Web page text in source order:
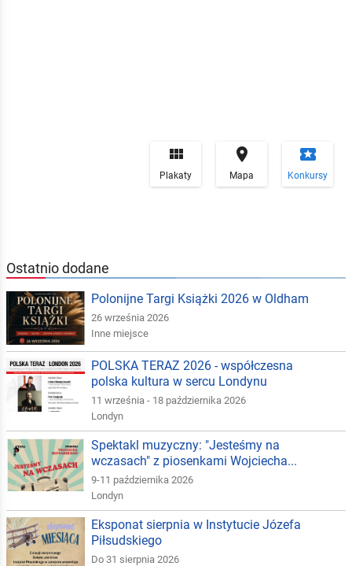

Plakaty

Mapa
local_play
Konkursy
Ostatnio dodane
Polonijne Targi Książki 2026 w Oldham
26 września 2026
Inne miejsce
POLSKA TERAZ 2026 - współczesna
polska kultura w sercu Londynu
11 września - 18 października 2026
Londyn
Spektakl muzyczny: "Jesteśmy na
wczasach" z piosenkami Wojciecha...
9-11 października 2026
Londyn
Eksponat sierpnia w Instytucie Józefa
Piłsudskiego
Do 31 sierpnia 2026